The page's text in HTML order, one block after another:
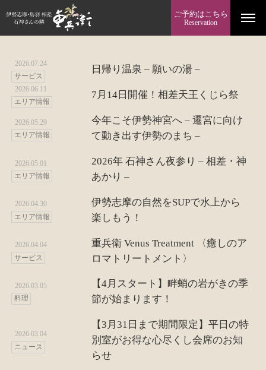
ご予約はこちら
Reservation
2026.07.24
サービス
日帰り温泉 – 願いの湯 –
2026.06.11
エリア情報
7月14日開催！相差天王くじら祭
2026.05.29
エリア情報
今年こそ伊勢神宮へ – 遷宮に向け
て動き出す伊勢のまち –
2026.05.01
エリア情報
2026年 石神さん夜参り – 相差・神
あかり –
2026.04.30
エリア情報
伊勢志摩の自然をSUPで水上から
楽しもう！
2026.04.04
サービス
重兵衛 Venus Treatment 〈癒しのア
ロマトリートメント〉
2026.03.05
料理
【4月スタート】畔蛸の岩がきの季
節が始まります！
2026.03.04
ニュース
【3月31日まで期間限定】平日の特
別室がお得な心尽くし会席のお知
らせ